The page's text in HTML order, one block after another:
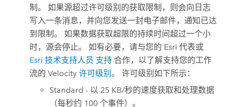
制。 如果源超过许可级别的获取限制，则会向日志
写入一条消息，并向您发送一封电子邮件，通知已达
到限制。 如果数据获取超限的持续时间超过一个小
时，源会停止。 如有必要，请与您的 Esri 代表或
Esri 技术支持人员 支持 合作，以了解支持您的工作
流的Velocity 许可级别。 许可级别如下所示：
Standard - 以 25 KB/秒的速度获取和处理数据
（每秒约 100 个事件）。